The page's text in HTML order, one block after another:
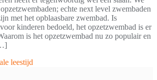
echte next level zwembaden
met het opblaasbare zwembad. Is
kinderen bedoeld, het opzetzwembad is er
is het opzetzwembad nu zo populair en
leestijd